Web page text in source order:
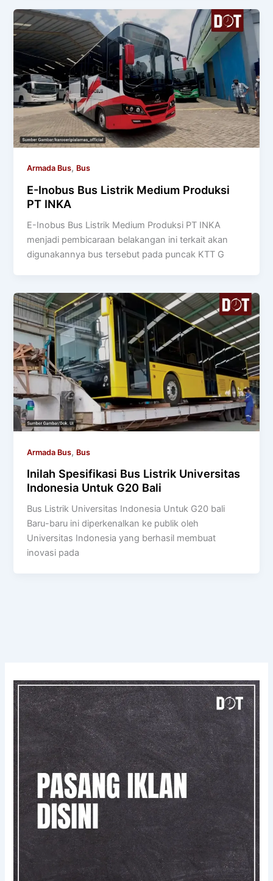
Armada Bus, Bus
E-Inobus Bus Listrik Medium Produksi
PT INKA
E-Inobus Bus Listrik Medium Produksi PT INKA
menjadi pembicaraan belakangan ini terkait akan
digunakannya bus tersebut pada puncak KTT G
Armada Bus, Bus
Inilah Spesifikasi Bus Listrik Universitas
Indonesia Untuk G20 Bali
Bus Listrik Universitas Indonesia Untuk G20 bali
Baru-baru ini diperkenalkan ke publik oleh
Universitas Indonesia yang berhasil membuat
inovasi pada